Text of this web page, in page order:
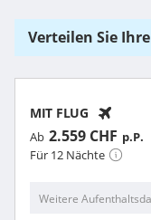
Verteilen Sie
MIT FLUG
Ab 2.559 CHF p.P.
Für 12 Nächte
Weitere